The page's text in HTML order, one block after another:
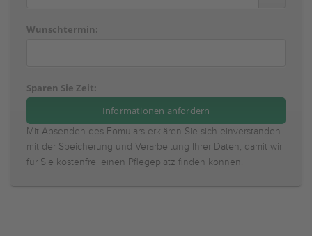
Wunschtermin:
Sparen Sie Zeit:
Mit Absenden des Fomulars erklären Sie sich einverstanden
mit der Speicherung und Verarbeitung Ihrer Daten, damit wir
für Sie kostenfrei einen Pflegeplatz finden können.